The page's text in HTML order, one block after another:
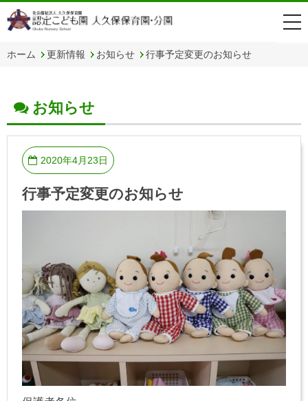
ホーム 更新情報 お知らせ 行事予定変更のお知らせ
お知らせ
2020年4月23日
行事予定変更のお知らせ